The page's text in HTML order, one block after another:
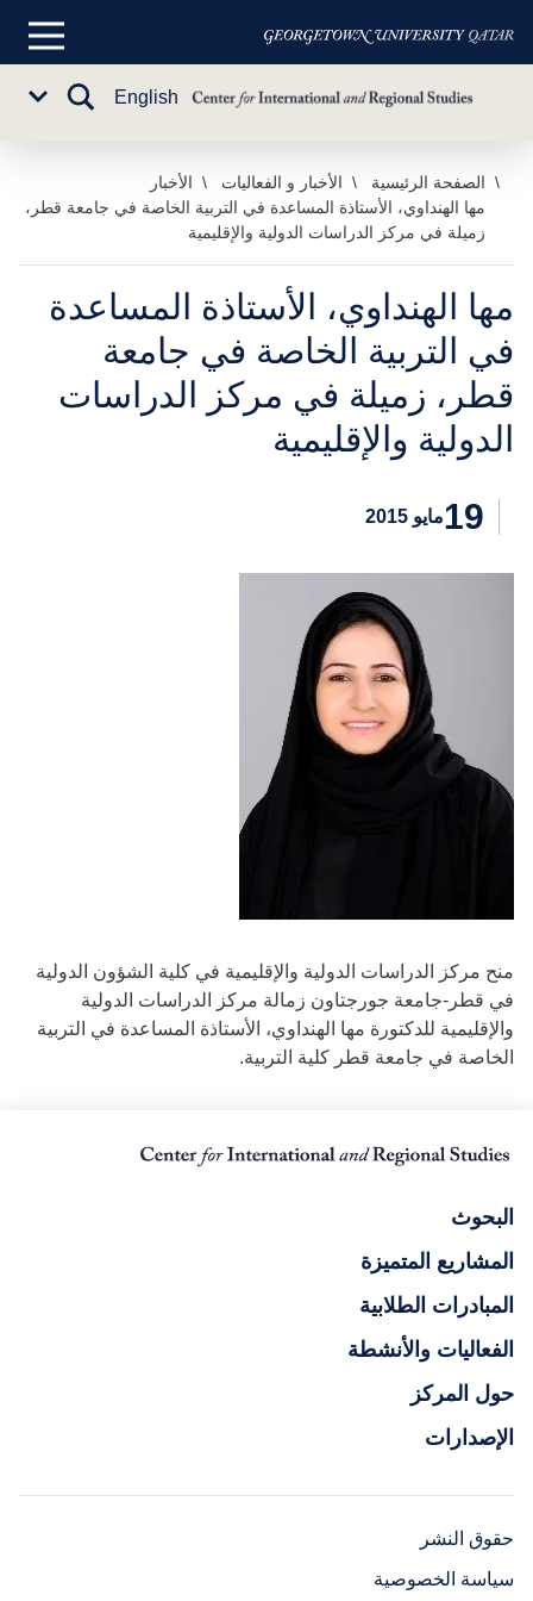
تخطي
المحتوى
الرئيسي
القائمة
English
تبديل
الصفحة الرئيسية الأخبار و الفعاليات
الأخبار
مها الهنداوي، الأستاذة المساعدة في التربية الخاصة في جامعة قطر،
زميلة في مركز الدراسات الدولية والإقليمية
مها الهنداوي، الأستاذة المساعدة
في التربية الخاصة في جامعة
قطر، زميلة في مركز الدراسات
الدولية والإقليمية
19مايو 2015
منح مركز الدراسات الدولية والإقليمية في كلية الشؤون الدولية
في قطر-جامعة جورجتاون زمالة مركز الدراسات الدولية
والإقليمية للدكتورة مها الهنداوي، الأستاذة المساعدة في التربية
الخاصة في جامعة قطر كلية التربية.
البحوث
المشاريع المتميزة
المبادرات الطلابية
الفعاليات والأنشطة
حول المركز
الإصدارات
حقوق النشر
سياسة الخصوصية